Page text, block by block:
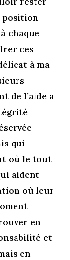
position
chaque
ces
à ma
de l’aide a
qui
où le tout
aident
où leur
en
et
en